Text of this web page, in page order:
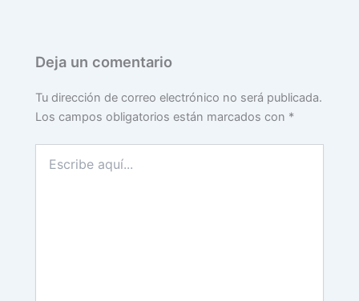
Deja un comentario
Tu dirección de correo electrónico no será publicada.
Los campos obligatorios están marcados con *
aquí...